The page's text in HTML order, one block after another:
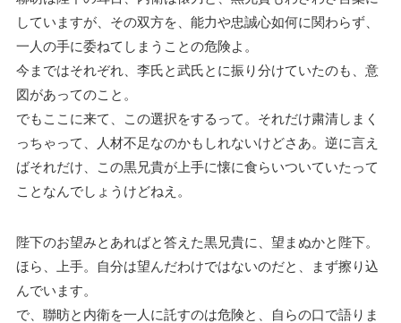
していますが、その双方を、能力や忠誠心如何に関わらず、
一人の手に委ねてしまうことの危険よ。
今まではそれぞれ、李氏と武氏とに振り分けていたのも、意
図があってのこと。
でもここに来て、この選択をするって。それだけ粛清しまく
っちゃって、人材不足なのかもしれないけどさあ。逆に言え
ばそれだけ、この黒兄貴が上手に懐に食らいついていたって
ことなんでしょうけどねえ。
陛下のお望みとあればと答えた黒兄貴に、望まぬかと陛下。
ほら、上手。自分は望んだわけではないのだと、まず擦り込
んでいます。
で、聯昉と内衛を一人に託すのは危険と、自らの口で語りま